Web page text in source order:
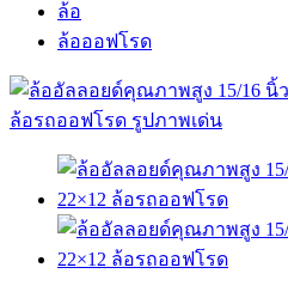
ล้อ
ล้อออฟโรด